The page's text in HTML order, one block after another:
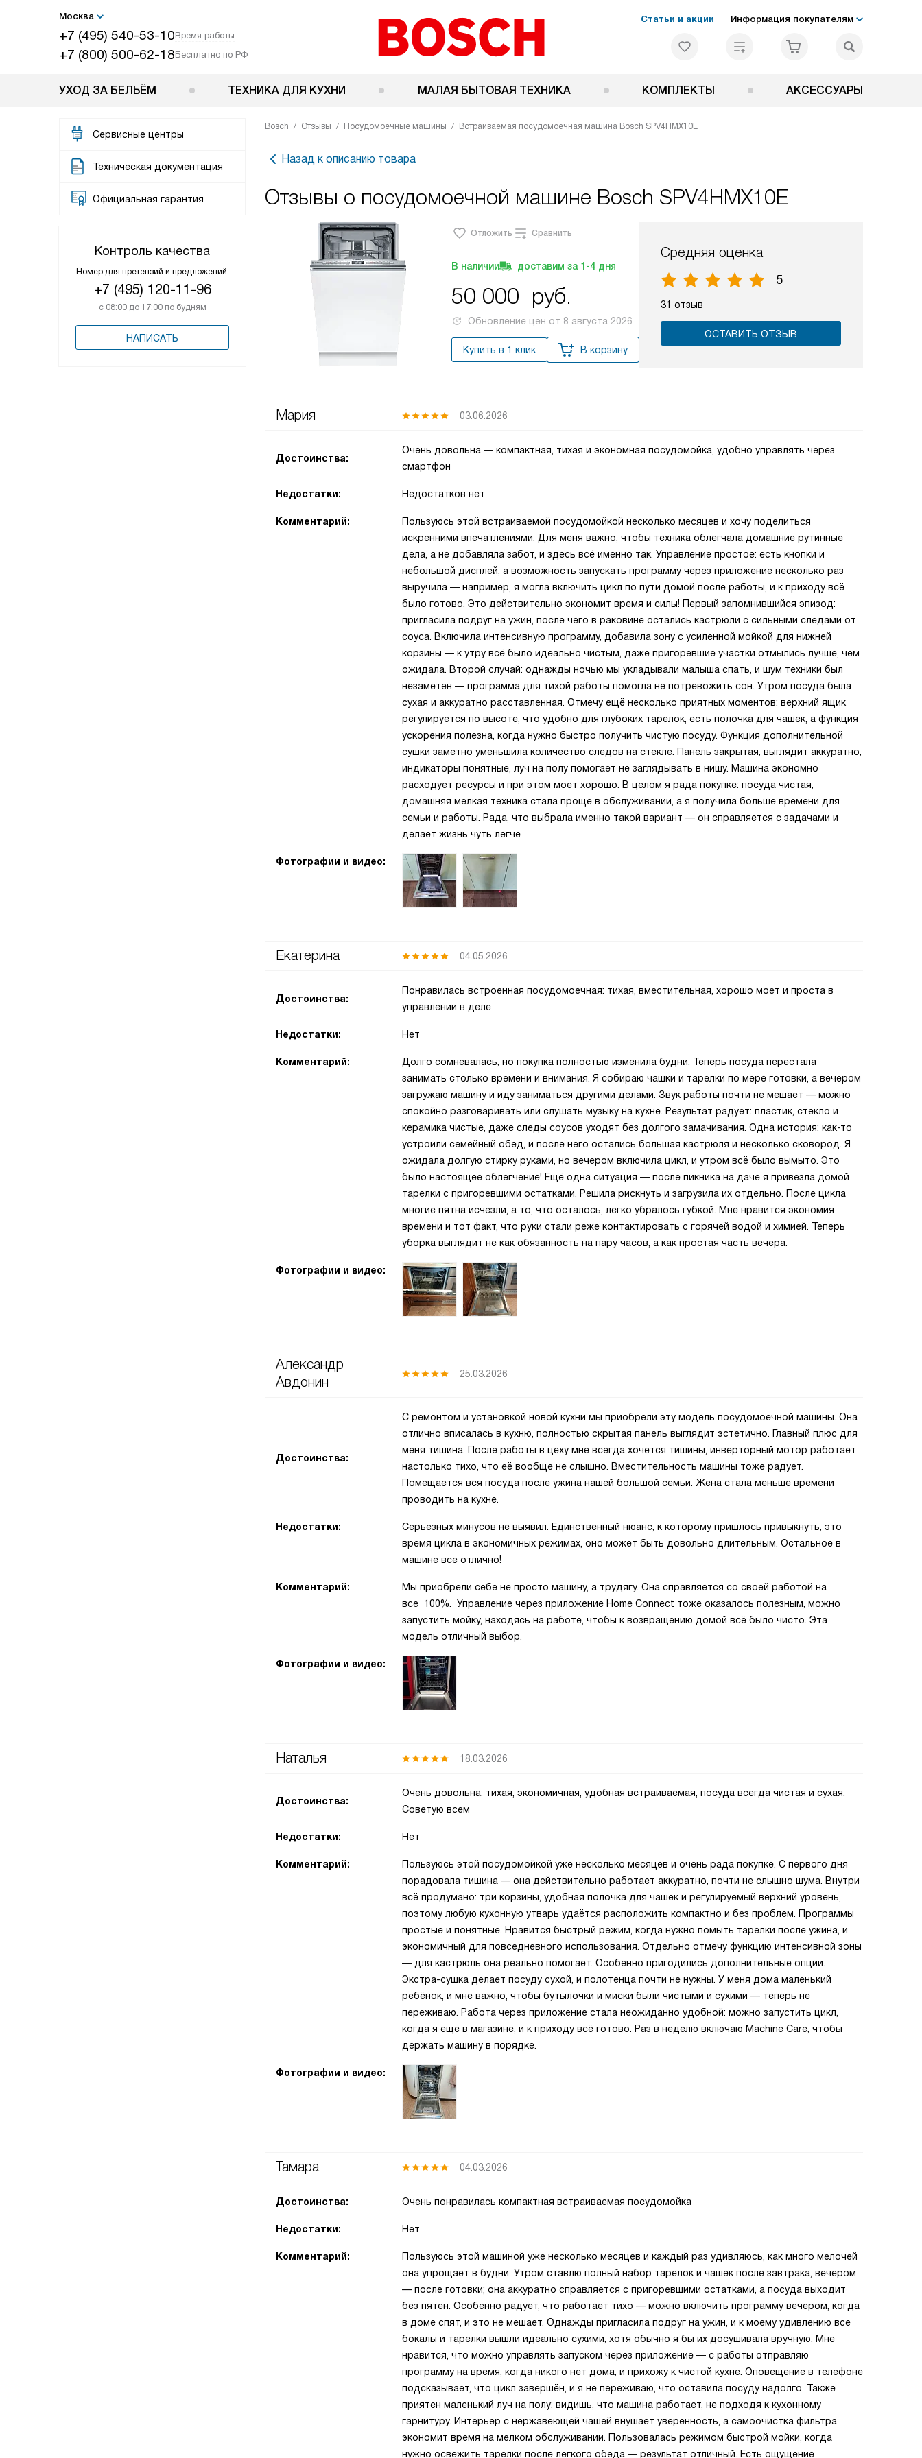
Москва
+7 (495) 540-53-10Время работы
+7 (800) 500-62-18Бесплатно по РФ
Статьи и акции Информация покупателям
УХОД ЗА БЕЛЬЁМ ТЕХНИКА ДЛЯ КУХНИ МАЛАЯ БЫТОВАЯ ТЕХНИКА КОМПЛЕКТЫ АКСЕССУАРЫ
Сервисные центры
Техническая документация
Официальная гарантия
Контроль качества
Номер для претензий и предложений:
+7 (495) 120-11-96
с 08:00 до 17:00 по будням
НАПИСАТЬ
Bosch Отзывы Посудомоечные машины Встраиваемая посудомоечная машина Bosch SPV4HMX10E
Назад к описанию товара
Отзывы о посудомоечной машине Bosch SPV4HMX10E
Отложить Сравнить
В наличии доставим за 1-4 дня
50 000 руб.
Обновление цен от 8 августа 2026
Купить в 1 клик В корзину
Средняя оценка
5
31 отзыв
ОСТАВИТЬ ОТЗЫВ
Мария 03.06.2026
Достоинства:
Очень довольна — компактная, тихая и экономная посудомойка, удобно управлять через
смартфон
Недостатки: Недостатков нет
Комментарий:
Пользуюсь этой встраиваемой посудомойкой несколько месяцев и хочу поделиться
искренними впечатлениями. Для меня важно, чтобы техника облегчала домашние рутинные
дела, а не добавляла забот, и здесь всё именно так. Управление простое: есть кнопки и
небольшой дисплей, а возможность запускать программу через приложение несколько раз
выручила — например, я могла включить цикл по пути домой после работы, и к приходу всё
было готово. Это действительно экономит время и силы! Первый запомнившийся эпизод:
пригласила подруг на ужин, после чего в раковине остались кастрюли с сильными следами от
соуса. Включила интенсивную программу, добавила зону с усиленной мойкой для нижней
корзины — к утру всё было идеально чистым, даже пригоревшие участки отмылись лучше, чем
ожидала. Второй случай: однажды ночью мы укладывали малыша спать, и шум техники был
незаметен — программа для тихой работы помогла не потревожить сон. Утром посуда была
сухая и аккуратно расставленная. Отмечу ещё несколько приятных моментов: верхний ящик
регулируется по высоте, что удобно для глубоких тарелок, есть полочка для чашек, а функция
ускорения полезна, когда нужно быстро получить чистую посуду. Функция дополнительной
сушки заметно уменьшила количество следов на стекле. Панель закрытая, выглядит аккуратно,
индикаторы понятные, луч на полу помогает не заглядывать в нишу. Машина экономно
расходует ресурсы и при этом моет хорошо. В целом я рада покупке: посуда чистая,
домашняя мелкая техника стала проще в обслуживании, а я получила больше времени для
семьи и работы. Рада, что выбрала именно такой вариант — он справляется с задачами и
делает жизнь чуть легче
Фотографии и видео:
Екатерина 04.05.2026
Достоинства:
Понравилась встроенная посудомоечная: тихая, вместительная, хорошо моет и проста в
управлении в деле
Недостатки: Нет
Комментарий:
Долго сомневалась, но покупка полностью изменила будни. Теперь посуда перестала
занимать столько времени и внимания. Я собираю чашки и тарелки по мере готовки, а вечером
загружаю машину и иду заниматься другими делами. Звук работы почти не мешает — можно
спокойно разговаривать или слушать музыку на кухне. Результат радует: пластик, стекло и
керамика чистые, даже следы соусов уходят без долгого замачивания. Одна история: как-то
устроили семейный обед, и после него остались большая кастрюля и несколько сковород. Я
ожидала долгую стирку руками, но вечером включила цикл, и утром всё было вымыто. Это
было настоящее облегчение! Ещё одна ситуация — после пикника на даче я привезла домой
тарелки с пригоревшими остатками. Решила рискнуть и загрузила их отдельно. После цикла
многие пятна исчезли, а то, что осталось, легко убралось губкой. Мне нравится экономия
времени и тот факт, что руки стали реже контактировать с горячей водой и химией. Теперь
уборка выглядит не как обязанность на пару часов, а как простая часть вечера.
Фотографии и видео:
Александр
Авдонин
25.03.2026
Достоинства:
С ремонтом и установкой новой кухни мы приобрели эту модель посудомоечной машины. Она
отлично вписалась в кухню, полностью скрытая панель выглядит эстетично. Главный плюс для
меня тишина. После работы в цеху мне всегда хочется тишины, инверторный мотор работает
настолько тихо, что её вообще не слышно. Вместительность машины тоже радует.
Помещается вся посуда после ужина нашей большой семьи. Жена стала меньше времени
проводить на кухне.
Недостатки:
Серьезных минусов не выявил. Единственный нюанс, к которому пришлось привыкнуть, это
время цикла в экономичных режимах, оно может быть довольно длительным. Остальное в
машине все отлично!
Комментарий:
Мы приобрели себе не просто машину, а трудягу. Она справляется со своей работой на
все 100%. Управление через приложение Home Connect тоже оказалось полезным, можно
запустить мойку, находясь на работе, чтобы к возвращению домой всё было чисто. Эта
модель отличный выбор.
Фотографии и видео:
Наталья 18.03.2026
Достоинства:
Очень довольна: тихая, экономичная, удобная встраиваемая, посуда всегда чистая и сухая.
Советую всем
Недостатки: Нет
Комментарий:
Пользуюсь этой посудомойкой уже несколько месяцев и очень рада покупке. С первого дня
порадовала тишина — она действительно работает аккуратно, почти не слышно шума. Внутри
всё продумано: три корзины, удобная полочка для чашек и регулируемый верхний уровень,
поэтому любую кухонную утварь удаётся расположить компактно и без проблем. Программы
простые и понятные. Нравится быстрый режим, когда нужно помыть тарелки после ужина, и
экономичный для повседневного использования. Отдельно отмечу функцию интенсивной зоны
— для кастрюль она реально помогает. Особенно пригодились дополнительные опции.
Экстра-сушка делает посуду сухой, и полотенца почти не нужны. У меня дома маленький
ребёнок, и мне важно, чтобы бутылочки и миски были чистыми и сухими — теперь не
переживаю. Работа через приложение стала неожиданно удобной: можно запустить цикл,
когда я ещё в магазине, и к приходу всё готово. Раз в неделю включаю Machine Care, чтобы
держать машину в порядке.
Фотографии и видео:
Тамара 04.03.2026
Достоинства: Очень понравилась компактная встраиваемая посудомойка
Недостатки: Нет
Комментарий:
Пользуюсь этой машиной уже несколько месяцев и каждый раз удивляюсь, как много мелочей
она упрощает в будни. Утром ставлю полный набор тарелок и чашек после завтрака, вечером
— после готовки; она аккуратно справляется с пригоревшими остатками, а посуда выходит
без пятен. Особенно радует, что работает тихо — можно включить программу вечером, когда
в доме спят, и это не мешает. Однажды пригласила подруг на ужин, и к моему удивлению все
бокалы и тарелки вышли идеально сухими, хотя обычно я бы их досушивала вручную. Мне
нравится, что можно управлять запуском через приложение — с работы отправляю
программу на время, когда никого нет дома, и прихожу к чистой кухне. Оповещение в телефоне
подсказывает, что цикл завершён, и я не переживаю, что оставила посуду надолго. Также
приятен маленький луч на полу: видишь, что машина работает, не подходя к кухонному
гарнитуру. Интерьер с нержавеющей чашей внушает уверенность, а самоочистка фильтра
экономит время на мелком обслуживании. Пользовалась режимом быстрой мойки, когда
нужно освежить тарелки после легкого обеда — результат отличный. Есть ощущение